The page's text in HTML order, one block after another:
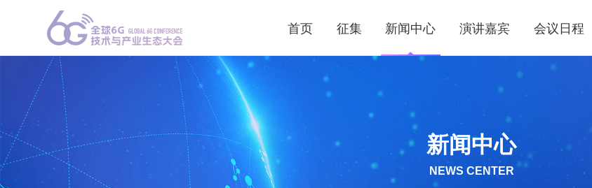
首页 征集 新闻中心 演讲嘉宾 会议日程
新闻中心
NEWS CENTER